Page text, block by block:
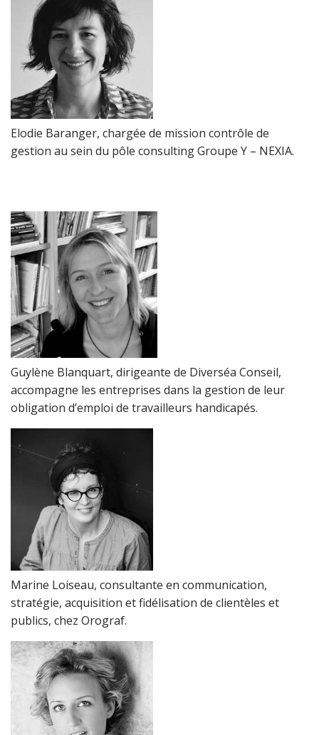
Elodie Baranger, chargée de mission contrôle de
gestion au sein du pôle consulting Groupe Y – NEXIA.
Guylène Blanquart, dirigeante de Diverséa Conseil,
accompagne les entreprises dans la gestion de leur
obligation d’emploi de travailleurs handicapés.
Marine Loiseau, consultante en communication,
stratégie, acquisition et fidélisation de clientèles et
publics, chez Orograf.